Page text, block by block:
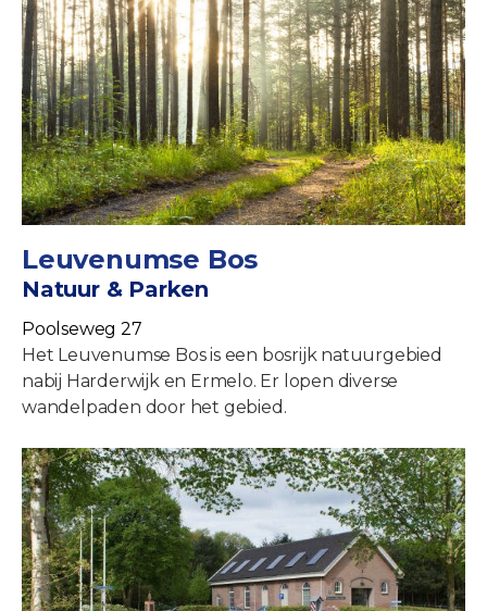
Leuvenumse Bos
Natuur & Parken
Poolseweg 27
Het Leuvenumse Bos is een bosrijk natuurgebied
nabij Harderwijk en Ermelo. Er lopen diverse
wandelpaden door het gebied.